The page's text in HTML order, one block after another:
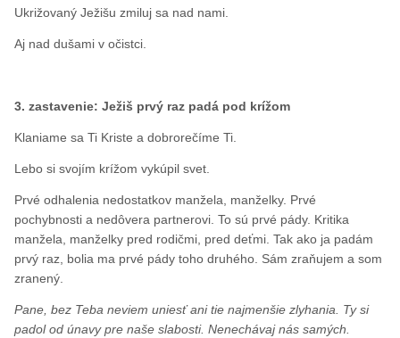
Ukrižovaný Ježišu zmiluj sa nad nami.
Aj nad dušami v očistci.
3. zastavenie: Ježiš prvý raz padá pod krížom
Klaniame sa Ti Kriste a dobrorečíme Ti.
Lebo si svojím krížom vykúpil svet.
Prvé odhalenia nedostatkov manžela, manželky. Prvé
pochybnosti a nedôvera partnerovi. To sú prvé pády. Kritika
manžela, manželky pred rodičmi, pred deťmi. Tak ako ja padám
prvý raz, bolia ma prvé pády toho druhého. Sám zraňujem a som
zranený.
Pane, bez Teba neviem uniesť ani tie najmenšie zlyhania. Ty si
padol od únavy pre naše slabosti. Nenechávaj nás samých.